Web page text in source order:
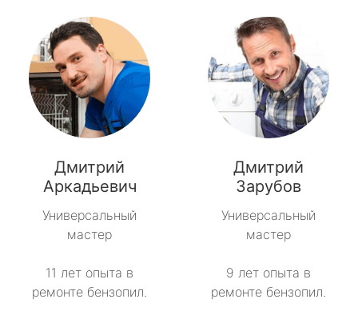
Дмитрий
Аркадьевич
Универсальный
мастер
11 лет опыта в
ремонте бензопил.
Дмитрий
Зарубов
Универсальный
мастер
9 лет опыта в
ремонте бензопил.